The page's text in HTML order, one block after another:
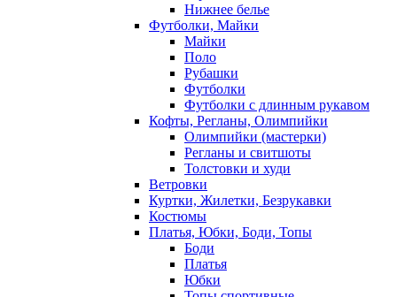
Нижнее белье
Футболки, Майки
Майки
Поло
Рубашки
Футболки
Футболки с длинным рукавом
Кофты, Регланы, Олимпийки
Олимпийки (мастерки)
Регланы и свитшоты
Толстовки и худи
Ветровки
Куртки, Жилетки, Безрукавки
Костюмы
Платья, Юбки, Боди, Топы
Боди
Платья
Юбки